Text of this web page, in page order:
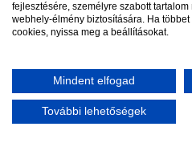
Szerkesztőség:
Modi:
Adatvédelem
2018
fejlesztésére, személyre szabott
webhely-élmény biztosítására. Ha
cookies, nyissa meg a beállításokat.
Mindent elfogad
További lehetőségek